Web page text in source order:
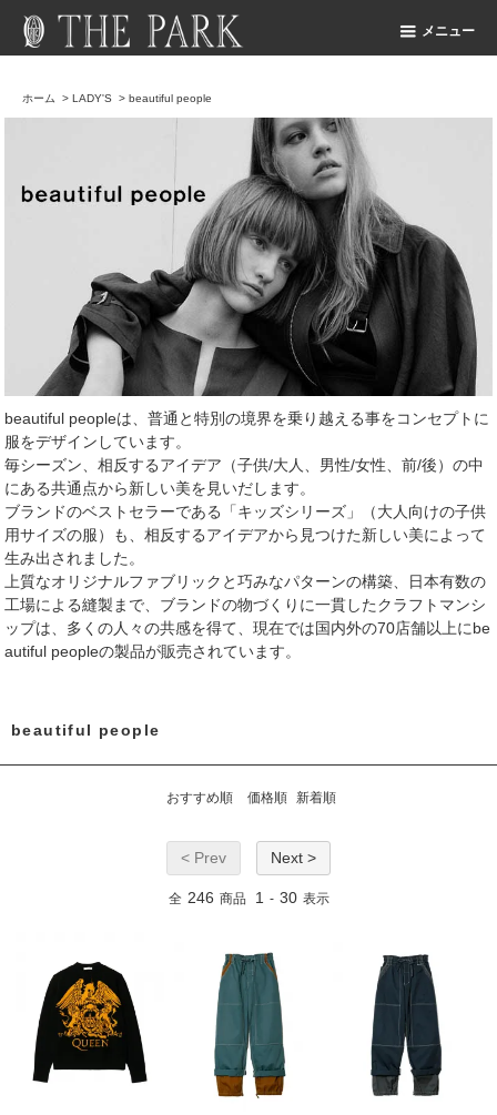
メニュー
ホーム > LADY'S > beautiful people
beautiful peopleは、普通と特別の境界を乗り越える事をコンセプトに
服をデザインしています。
毎シーズン、相反するアイデア（子供/大人、男性/女性、前/後）の中
にある共通点から新しい美を見いだします。
ブランドのベストセラーである「キッズシリーズ」（大人向けの子供
用サイズの服）も、相反するアイデアから見つけた新しい美によって
生み出されました。
上質なオリジナルファブリックと巧みなパターンの構築、日本有数の
工場による縫製まで、ブランドの物づくりに一貫したクラフトマンシ
ップは、多くの人々の共感を得て、現在では国内外の70店舗以上にbe
autiful peopleの製品が販売されています。
beautiful people
おすすめ順 価格順 新着順
< Prev Next >
全 246 商品 1 - 30 表示